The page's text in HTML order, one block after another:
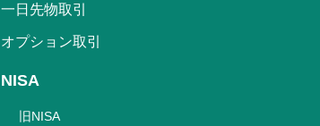
一日先物取引
オプション取引
NISA
旧NISA